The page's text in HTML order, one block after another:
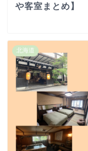
や客室まとめ】
北海道